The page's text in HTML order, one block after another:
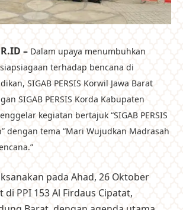
– Dalam upaya menumbuhkan
terhadap bencana di
SIGAB PERSIS Korwil Jawa Barat
SIGAB PERSIS Korda Kabupaten
kegiatan bertajuk “SIGAB PERSIS
dengan tema “Mari Wujudkan Madrasah
pada Ahad, 26 Oktober
PPI 153 Al Firdaus Cipatat,